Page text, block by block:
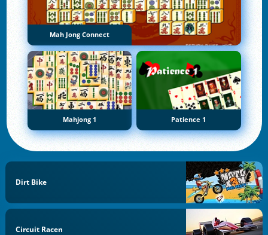
Mah Jong Connect
Mahjong 1 Patience 1
Dirt Bike
Circuit Racen